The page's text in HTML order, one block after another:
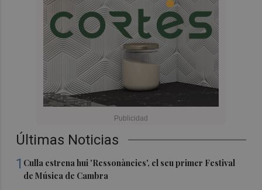
Últimas Noticias
1 Culla estrena hui 'Ressonàncies', el seu primer Festival
de Música de Cambra